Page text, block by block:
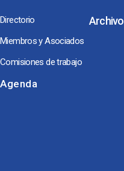
Directorio
Miembros y Asociados
Comisiones de trabajo
Agenda
Archivo